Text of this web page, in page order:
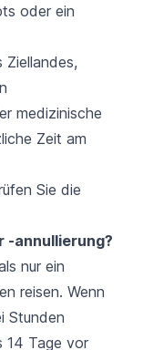
oder ein
Ziellandes,
medizinische
Zeit am
Sie die
-annullierung?
nur ein
reisen. Wenn
Stunden
14 Tage vor